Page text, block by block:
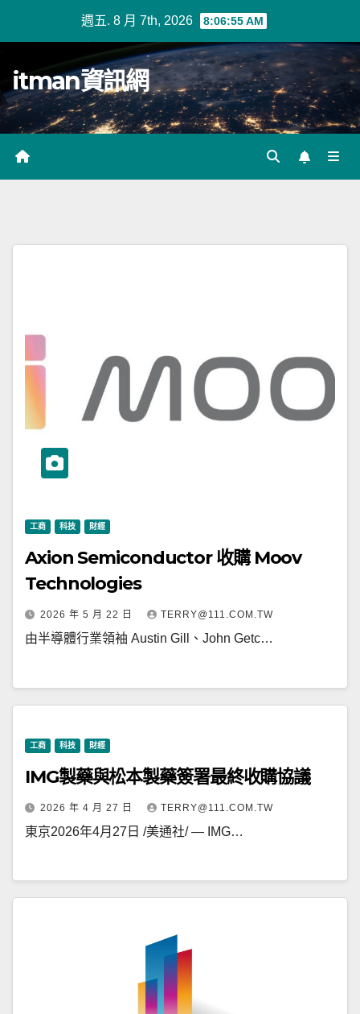
週五. 8 月 7th, 2026 8:06:56 AM
itman資訊網
工商 科技 財經
Axion Semiconductor 收購 Moov
Technologies
2026 年 5 月 22 日 TERRY@111.COM.TW
由半導體行業領袖 Austin Gill、John Getc…
工商 科技 財經
IMG製藥與松本製藥簽署最終收購協議
2026 年 4 月 27 日 TERRY@111.COM.TW
東京2026年4月27日 /美通社/ — IMG…